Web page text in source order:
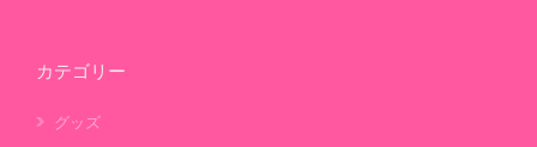
カテゴリー
グッズ